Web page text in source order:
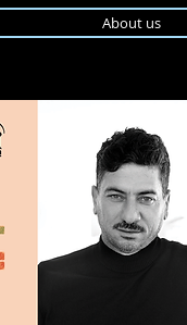
About us